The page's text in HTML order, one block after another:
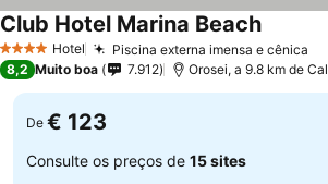
4 EstrelasHotel Piscina externa imensa e cênica
Club Hotel Marina Beach
8,2 Muito boa 7.912 Orosei, a 9.8 km de
De € 123
Consulte os preços de 15 sites